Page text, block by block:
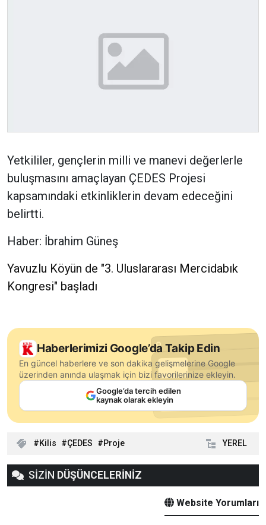
Yetkililer, gençlerin milli ve manevi değerlerle
buluşmasını amaçlayan ÇEDES Projesi
kapsamındaki etkinliklerin devam edeceğini
belirtti.
Haber: İbrahim Güneş
Yavuzlu Köyün de "3. Uluslararası Mercidabık
Kongresi" başladı
Haberlerimizi Google’da Takip Edin
En güncel haberlere ve son dakika gelişmelerine Google
üzerinden anında ulaşmak için bizi favorilerinize ekleyin.
Google’da tercih edilen
kaynak olarak ekleyin
Kilis ÇEDES Proje YEREL
SİZİN DÜŞÜNCELERİNİZ
Website Yorumları